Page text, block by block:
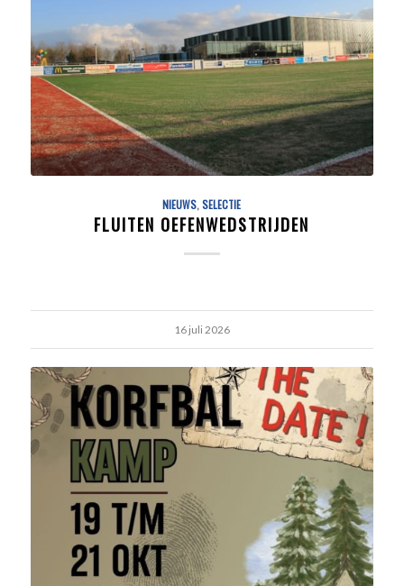
NIEUWS,SELECTIE
FLUITEN OEFENWEDSTRIJDEN
16 juli 2026